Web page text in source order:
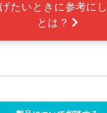
たいときに参考に
とは？